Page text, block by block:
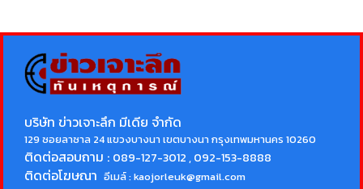
บริษัท ข่าวเจาะลึก มีเดีย จำกัด
129 ซอยลาซาล 24 แขวงบางนา เขตบางนา กรุงเทพมหานคร 10260
ติดต่อสอบถาม : 089-127-3012 , 092-153-8888
ติดต่อโฆษณา อีเมล์ :kaojorleuk@gmail.com